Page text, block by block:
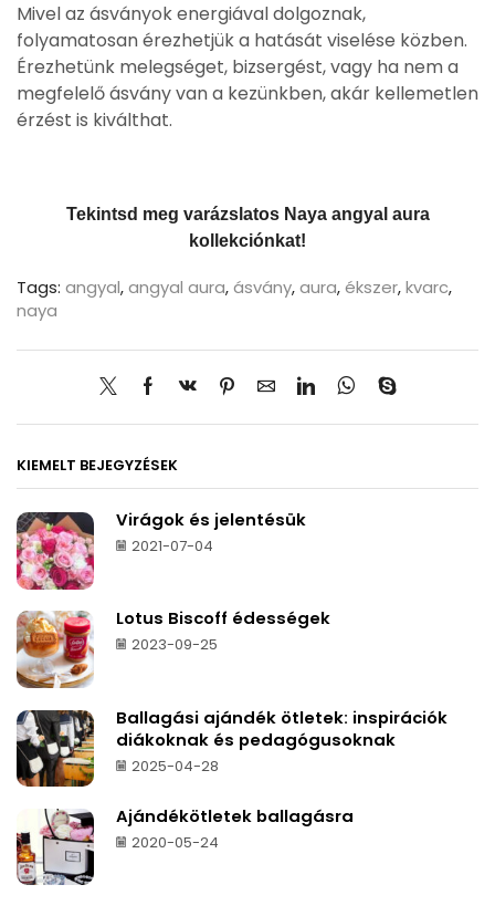
Mivel az ásványok energiával dolgoznak,
folyamatosan érezhetjük a hatását viselése közben.
Érezhetünk melegséget, bizsergést, vagy ha nem a
megfelelő ásvány van a kezünkben, akár kellemetlen
érzést is kiválthat.
Tekintsd meg varázslatos Naya angyal aura
kollekciónkat!
Tags: angyal,angyal aura,ásvány,aura,ékszer,kvarc,
naya
KIEMELT BEJEGYZÉSEK
Virágok és jelentésük
2021-07-04
Lotus Biscoff édességek
2023-09-25
Ballagási ajándék ötletek: inspirációk
diákoknak és pedagógusoknak
2025-04-28
Ajándékötletek ballagásra
2020-05-24